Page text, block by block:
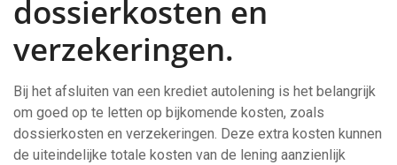
dossierkosten en
verzekeringen.
Bij het afsluiten van een krediet autolening is het belangrijk
om goed op te letten op bijkomende kosten, zoals
dossierkosten en verzekeringen. Deze extra kosten kunnen
de uiteindelijke totale kosten van de lening aanzienlijk